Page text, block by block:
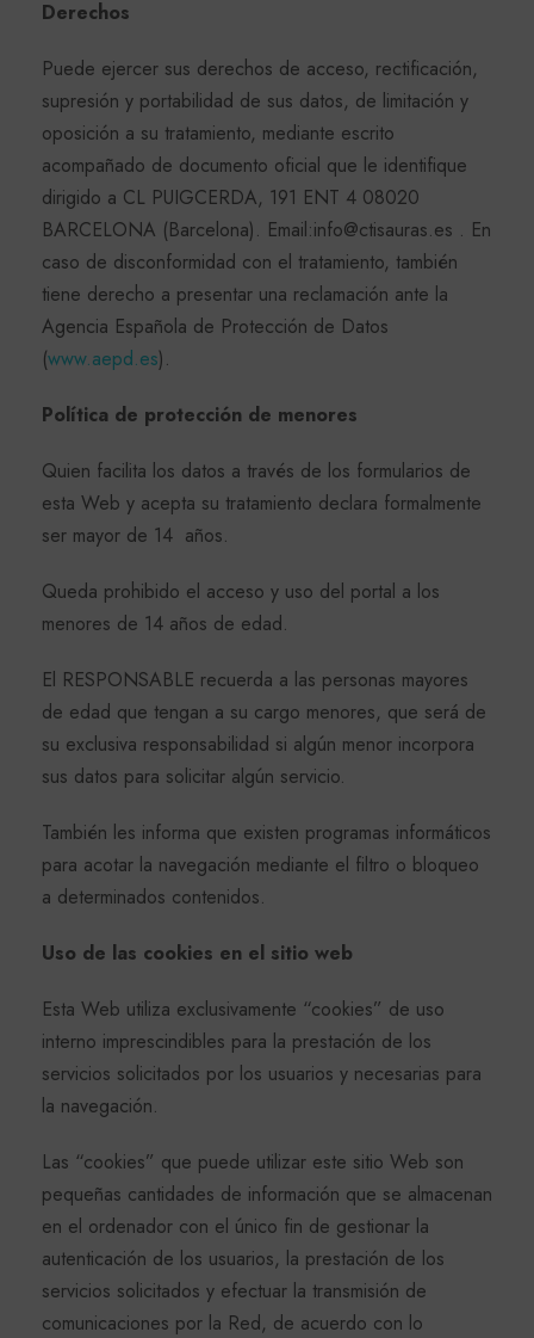
Derechos
Puede ejercer sus derechos de acceso, rectificación,
supresión y portabilidad de sus datos, de limitación y
oposición a su tratamiento, mediante escrito
acompañado de documento oficial que le identifique
dirigido a CL PUIGCERDA, 191 ENT 4 08020
BARCELONA (Barcelona). Email:info@ctisauras.es . En
caso de disconformidad con el tratamiento, también
tiene derecho a presentar una reclamación ante la
Agencia Española de Protección de Datos
(www.aepd.es).
Política de protección de menores
Quien facilita los datos a través de los formularios de
esta Web y acepta su tratamiento declara formalmente
ser mayor de 14 años.
Queda prohibido el acceso y uso del portal a los
menores de 14 años de edad.
El RESPONSABLE recuerda a las personas mayores
de edad que tengan a su cargo menores, que será de
su exclusiva responsabilidad si algún menor incorpora
sus datos para solicitar algún servicio.
También les informa que existen programas informáticos
para acotar la navegación mediante el filtro o bloqueo
a determinados contenidos.
Uso de las cookies en el sitio web
Esta Web utiliza exclusivamente “cookies” de uso
interno imprescindibles para la prestación de los
servicios solicitados por los usuarios y necesarias para
la navegación.
Las “cookies” que puede utilizar este sitio Web son
pequeñas cantidades de información que se almacenan
en el ordenador con el único fin de gestionar la
autenticación de los usuarios, la prestación de los
servicios solicitados y efectuar la transmisión de
comunicaciones por la Red, de acuerdo con lo